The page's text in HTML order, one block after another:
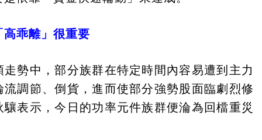
高乖離」很重要
走勢中，部分族群在特定時間內容易遭到主力
流調節、倒貨，進而使部分強勢股面臨劇烈修
驤表示，今日的功率元件族群便淪為回檔重災